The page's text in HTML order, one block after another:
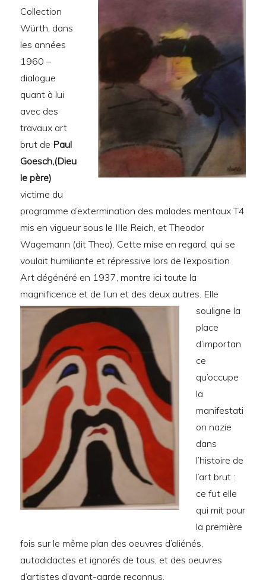
Collection
Würth, dans
les années
1960 –
dialogue
quant à lui
avec des
travaux art
brut de Paul
Goesch,(Dieu
le père)
victime du
programme d’extermination des malades mentaux T4
mis en vigueur sous le IIIe Reich, et Theodor
Wagemann (dit Theo). Cette mise en regard, qui se
voulait humiliante et répressive lors de l’exposition
Art dégénéré en 1937, montre ici toute la
magnificence et de l’un et des deux autres. Elle
souligne la
place
d’importan
ce
qu’occupe
la
manifestati
on nazie
dans
l’histoire de
l’art brut :
ce fut elle
qui mit pour
la première
fois sur le même plan des oeuvres d’aliénés,
autodidactes et ignorés de tous, et des oeuvres
d’artistes d’avant-garde reconnus.